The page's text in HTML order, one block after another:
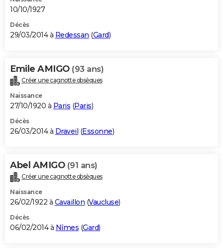
10/10/1927
Décès
29/03/2014 à Redessan (Gard)
Emile AMIGO (93 ans)
Créer une cagnotte obsèques
Naissance
27/10/1920 à Paris (Paris)
Décès
26/03/2014 à Draveil (Essonne)
Abel AMIGO (91 ans)
Créer une cagnotte obsèques
Naissance
26/02/1922 à Cavaillon (Vaucluse)
Décès
06/02/2014 à Nîmes (Gard)